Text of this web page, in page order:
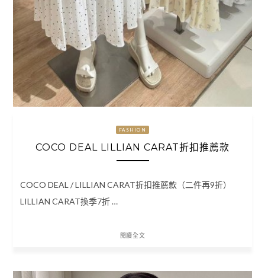
FASHION
COCO DEAL LILLIAN CARAT折扣推薦款
COCO DEAL / LILLIAN CARAT折扣推薦款（二件再9折）
LILLIAN CARAT換季7折 …
閱讀全文